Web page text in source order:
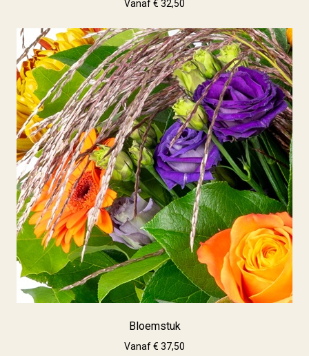
Vanaf € 32,50
Bloemstuk
Vanaf € 37,50